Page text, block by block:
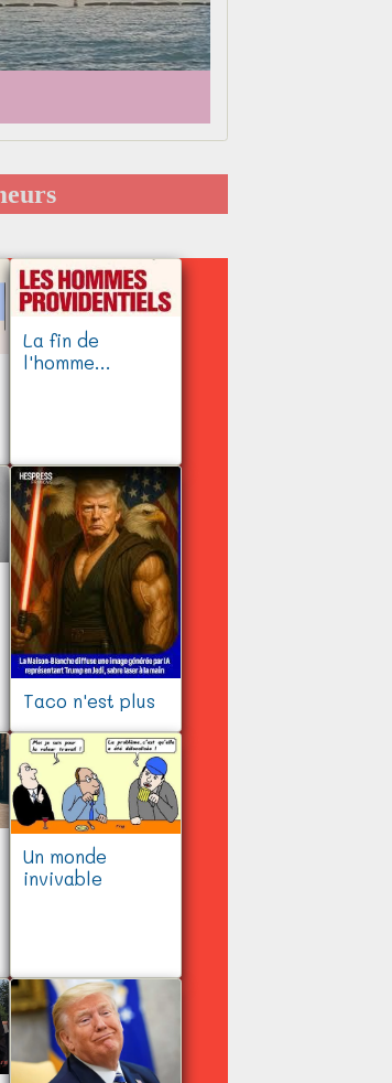
La fin de
l'homme
Taco n'est plus
Un monde
invivable